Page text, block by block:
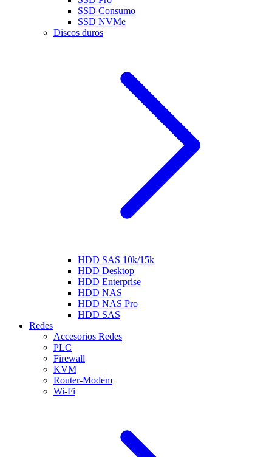
SSD Consumo
SSD NVMe
Discos duros
HDD SAS 10k/15k
HDD Desktop
HDD Enterprise
HDD NAS
HDD NAS Pro
HDD SAS
Redes
Accesorios Redes
PLC
Firewall
KVM
Router-Modem
Wi-Fi